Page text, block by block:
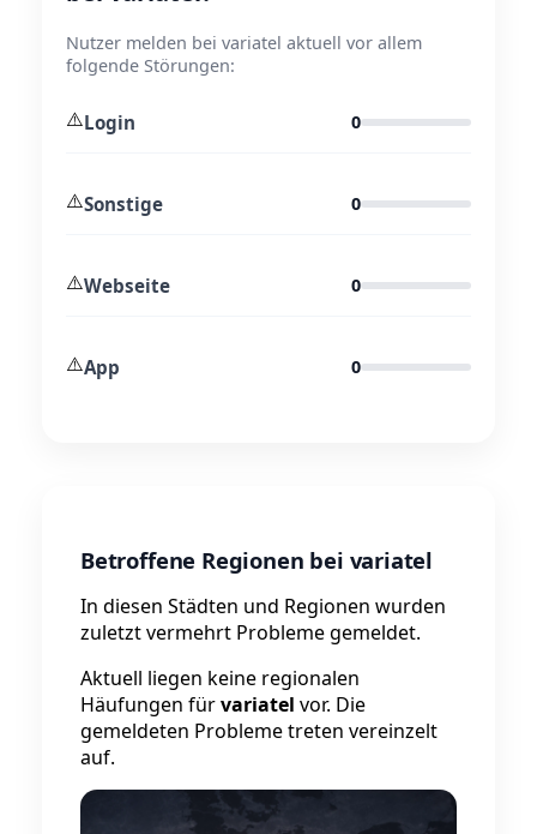
Nutzer melden bei variatel aktuell vor allem
folgende Störungen:
⚠️Login 0
⚠️Sonstige 0
⚠️Webseite 0
⚠️App 0
Betroffene Regionen bei variatel
In diesen Städten und Regionen wurden
zuletzt vermehrt Probleme gemeldet.
Aktuell liegen keine regionalen
Häufungen fürvariatel vor. Die
gemeldeten Probleme treten vereinzelt
auf.